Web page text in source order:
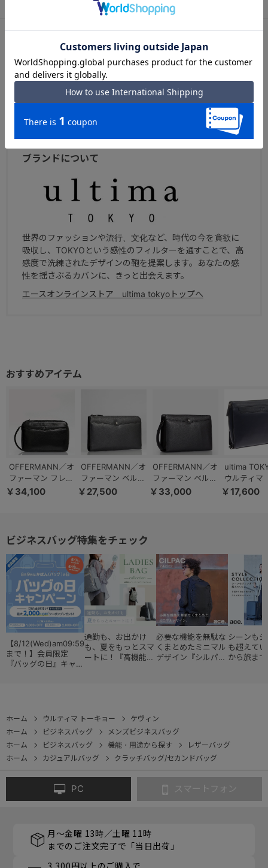
お買い物ガイド
シリーズについて
ウルティマ トーキョー ケヴィン
カジュアルな雰囲気のデザインで、デイリーで使いやすい
シリーズのレザーバッグシリーズ。
ブランドについて
世界のファッションや流行、文化など、時代の今を貪欲に
吸収し、TOKYOという感性のフィルターを通すことで、高
感度で洗練されたデザインの鞄を提案します。あなたの感
性を揺さぶるカバンに、きっと出会えます。
エースオンラインストア ultima tokyoトップへ
OFFERMANN／オ
ファーマン フレー
ト クラッチバッグ
￥34,100
OFFERMANN／オ
ファーマン ベルテ
ィ クラッチバッグ
￥27,500
OFFERMANN／オ
ファーマン ベルテ
ィ クラッチバッグ
￥33,000
ultima
ウルティマ
ョー ケヴィ
￥17,600
ビジネスバッグ特集をチェック
【8/12(Wed)am09:59
まで！】会員限定
『バッグの日』キャン
通勤も、お出かけ
も、夏をもっとスマ
ートに！『高機能レ
必要な機能を無駄な
くまとめたミニマル
デザイン『シルパッ
シーンも
も超えて
から旅ま
ホーム ウルティマ トーキョー
ケヴィン
ホーム
ビジネスバッグ
メンズビジネスバッグ
ホーム
ビジネスバッグ 機能・用途から探す
レザーバッグ
ホーム
カジュアルバッグ クラッチバッグ/セカンドバッグ
PC スマートフォン
月～金曜 13時／土曜 11時
までのご注文完了で「当日出荷」